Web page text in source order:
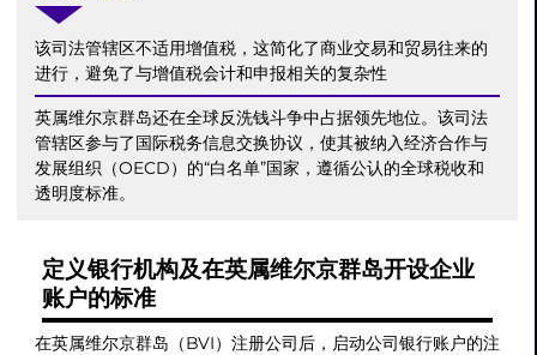
该司法管辖区不适用增值税，这简化了商业交易和贸易往来的
进行，避免了与增值税会计和申报相关的复杂性
英属维尔京群岛还在全球反洗钱斗争中占据领先地位。该司法
管辖区参与了国际税务信息交换协议，使其被纳入经济合作与
发展组织（OECD）的“白名单”国家，遵循公认的全球税收和
透明度标准。
定义银行机构及在英属维尔京群岛开设企业
账户的标准
在英属维尔京群岛（BVI）注册公司后，启动公司银行账户的注